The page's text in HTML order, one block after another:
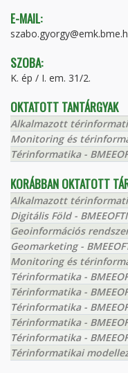
E-MAIL:
SZOBA:
K. ép / I. em. 31/2.
OKTATOTT TANTÁRGYAK
Alkalmazott
Monitoring és
Térinformatika -
KORÁBBAN OKTATOTT
Alkalmazott
Digitális Föld -
Geoinformációs
Geomarketing -
Monitoring és
Térinformatika -
Térinformatika -
Térinformatika -
Térinformatika -
Térinformatika -
Térinformatikai